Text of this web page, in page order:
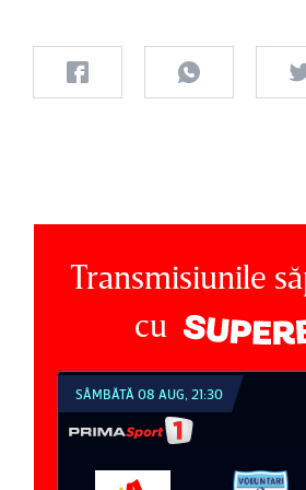
Transmisiunile
cu
DUMINICĂ 09 AUG, 18:30